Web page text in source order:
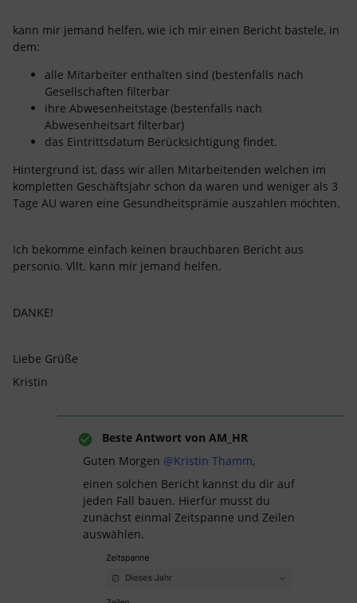
kann mir jemand helfen, wie ich mir einen Bericht bastele, in
dem:
alle Mitarbeiter enthalten sind (bestenfalls nach
Gesellschaften filterbar
ihre Abwesenheitstage (bestenfalls nach
Abwesenheitsart filterbar)
das Eintrittsdatum Berücksichtigung findet.
Hintergrund ist, dass wir allen Mitarbeitenden welchen im
kompletten Geschäftsjahr schon da waren und weniger als 3
Tage AU waren eine Gesundheitsprämie auszahlen möchten.
Ich bekomme einfach keinen brauchbaren Bericht aus
personio. Vllt. kann mir jemand helfen.
DANKE!
Liebe Grüße
Kristin
Beste Antwort von AM_HR
Guten Morgen ​ @Kristin Thamm,
einen solchen Bericht kannst du dir auf
jeden Fall bauen. Hierfür musst du
zunächst einmal Zeitspanne und Zeilen
auswählen.